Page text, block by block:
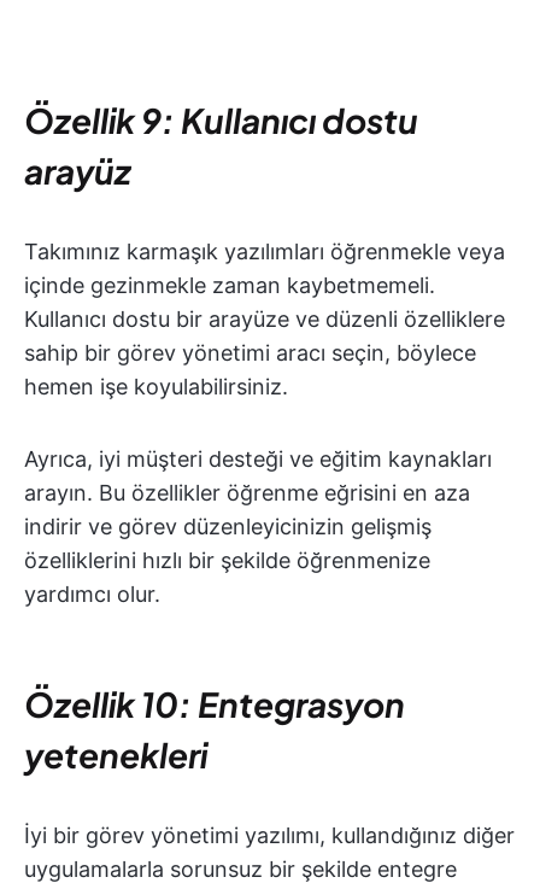
Özellik 9: Kullanıcı dostu
arayüz
Takımınız karmaşık yazılımları öğrenmekle veya
içinde gezinmekle zaman kaybetmemeli.
Kullanıcı dostu bir arayüze ve düzenli özelliklere
sahip bir görev yönetimi aracı seçin, böylece
hemen işe koyulabilirsiniz.
Ayrıca, iyi müşteri desteği ve eğitim kaynakları
arayın. Bu özellikler öğrenme eğrisini en aza
indirir ve görev düzenleyicinizin gelişmiş
özelliklerini hızlı bir şekilde öğrenmenize
yardımcı olur.
Özellik 10: Entegrasyon
yetenekleri
İyi bir görev yönetimi yazılımı, kullandığınız diğer
uygulamalarla sorunsuz bir şekilde entegre